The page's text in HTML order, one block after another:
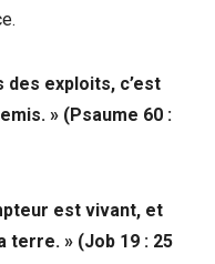
des exploits, c’est
» (Psaume 60 :
est vivant, et
terre. » (Job 19 : 25